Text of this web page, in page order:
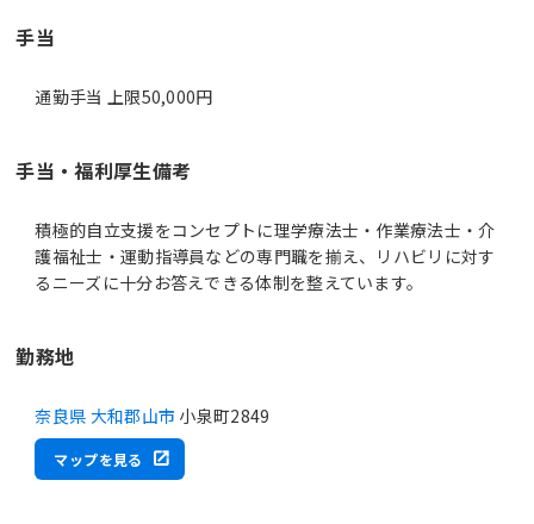
手当
通勤手当 上限50,000円
手当・福利厚生備考
積極的自立支援をコンセプトに理学療法士・作業療法士・介
護福祉士・運動指導員などの専門職を揃え、リハビリに対す
るニーズに十分お答えできる体制を整えています。
勤務地
奈良県 大和郡山市 小泉町2849
マップを見る